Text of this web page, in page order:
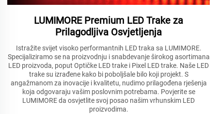
LUMIMORE Premium LED Trake za
Prilagodljiva Osvjetljenja
Istražite svijet visoko performantnih LED traka sa LUMIMORE.
Specijaliziramo se na proizvodnju i snabdevanje širokog asortimana
LED proizvoda, poput Optičke LED trake i Pixel LED trake. Naše LED
trake su izrađene kako bi poboljšale bilo koji projekt. S
angažmanom za inovacije i kvalitetu, nudimo prilagođena rješenja
koja odgovaraju vašim poslovnim potrebama. Povjerite se
LUMIMORE da osvjetlite svoj posao našim vrhunskim LED
proizvodima.